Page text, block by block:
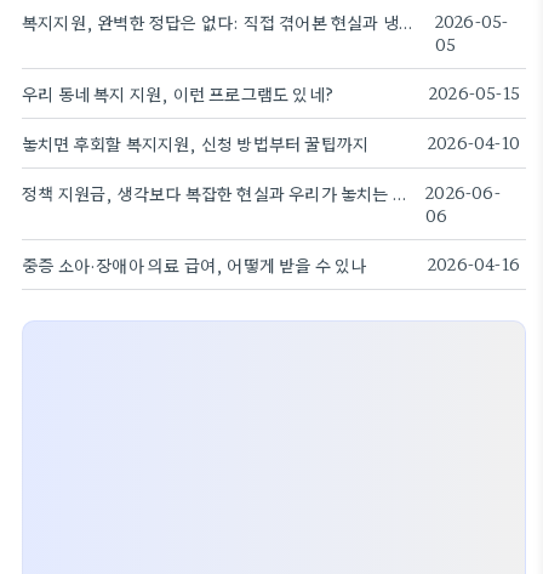
복지지원, 완벽한 정답은 없다: 직접 겪어본 현실과 냉정한 조언
2026-05-
05
우리 동네 복지 지원, 이런 프로그램도 있네? 2026-05-15
놓치면 후회할 복지지원, 신청 방법부터 꿀팁까지 2026-04-10
정책 지원금, 생각보다 복잡한 현실과 우리가 놓치는 것들
2026-06-
06
중증 소아·장애아 의료 급여, 어떻게 받을 수 있나 2026-04-16